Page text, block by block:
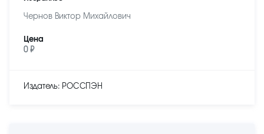
Чернов Виктор Михайлович
Цена
0 ₽
Издатель: РОССПЭН